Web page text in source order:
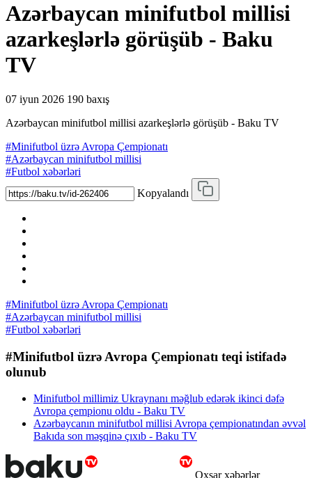
Azərbaycan minifutbol millisi
azarkeşlərlə görüşüb - Baku
TV
07 iyun 2026 190 baxış
Azərbaycan minifutbol millisi azarkeşlərlə görüşüb - Baku TV
#Minifutbol üzrə Avropa Çempionatı
#Azərbaycan minifutbol millisi
#Futbol xəbərləri
Kopyalandı
#Minifutbol üzrə Avropa Çempionatı
#Azərbaycan minifutbol millisi
#Futbol xəbərləri
#Minifutbol üzrə Avropa Çempionatı teqi istifadə
olunub
Minifutbol millimiz Ukraynanı məğlub edərək ikinci dəfə
Avropa çempionu oldu - Baku TV
Azərbaycanın minifutbol millisi Avropa çempionatından əvvəl
Bakıda son məşqinə çıxıb - Baku TV
Oxşar xəbərlər